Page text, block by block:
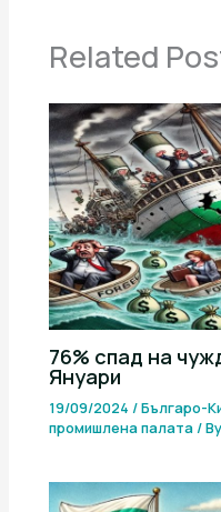
Related
76% спад на
Януари
19/09/2024/Българо-
промишлена палaта/